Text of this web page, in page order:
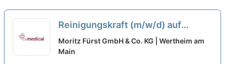
Reinigungskraft (m/w/d) auf
Minijob-Basis oder in Teilzeit, bis
zu 3,25 Std. / Tag
Moritz Fürst GmbH & Co. KG | Wertheim am
Main